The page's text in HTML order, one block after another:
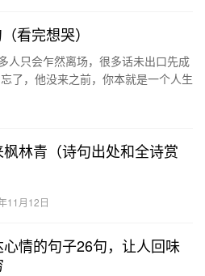
看完想哭）
人只会乍然离场，很多话未出口先成
了，他没来之前，你本就是一个人生
林青（诗句出处和全诗赏
11月12日
心情的句子26句，让人回味